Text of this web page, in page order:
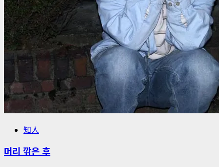
知人
머리 깎은 후